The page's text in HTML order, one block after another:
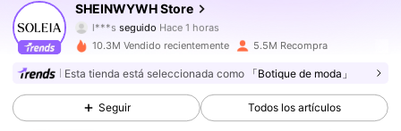
SHEINWYWH Store
l***sseguido Hace 1 horas
j***0 está navegando
4,91
2.4M Seguidores
4,91 2.4M Seguidores
10.3M Vendido recientemente 5.5M Recompra
Esta tienda está seleccionada como 「Botique de moda」
Seguir Todos los artículos